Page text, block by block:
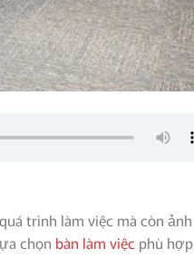
trình làm việc mà còn ảnh
chọn bàn làm việc phù